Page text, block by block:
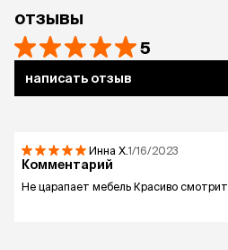
отзывы
5
написать отзыв
Инна Х.1/16/2023
Комментарий
Не царапает мебель Красиво